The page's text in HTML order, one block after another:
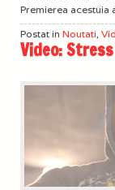
Premierea acestuia
Postat in Noutati,
Video: